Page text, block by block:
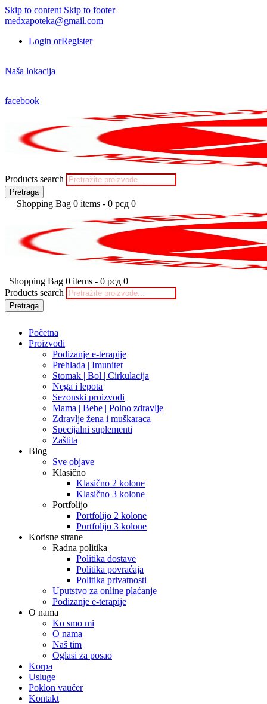
Skip to content Skip to footer
medxapoteka@gmail.com
Login orRegister
Naša lokacija
facebook
Products search
Pretraga
Shopping Bag 0 items - 0 рсд 0
Shopping Bag 0 items - 0 рсд 0
Products search
Pretraga
Početna
Proizvodi
Podizanje e-terapije
Prehlada | Imunitet
Stomak | Bol | Cirkulacija
Nega i lepota
Sezonski proizvodi
Mama | Bebe | Polno zdravlje
Zdravlje žena i muškaraca
Specijalni suplementi
Zaštita
Blog
Sve objave
Klasično
Klasično 2 kolone
Klasično 3 kolone
Portfolijo
Portfolijo 2 kolone
Portfolijo 3 kolone
Korisne strane
Radna politika
Politika dostave
Politika povraćaja
Politika privatnosti
Uputstvo za online plaćanje
Podizanje e-terapije
O nama
Ko smo mi
O nama
Naš tim
Oglasi za posao
Korpa
Usluge
Poklon vaučer
Kontakt